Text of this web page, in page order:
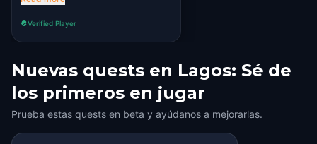
good time!
Verified Player
Nuevas quests en Lagos: Sé de
los primeros en jugar
Prueba estas quests en beta y ayúdanos a mejorarlas.